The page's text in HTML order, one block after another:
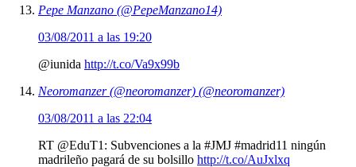
Pepe Manzano (@PepeManzano14)
03/08/2011 a las 19:20
@iunida http://t.co/Va9x99b
Neoromanzer (@neoromanzer) (@neoromanzer)
03/08/2011 a las 22:04
RT @EduT1: Subvenciones a la #JMJ #madrid11 ningún
madrileño pagará de su bolsillo http://t.co/AuJxlxq